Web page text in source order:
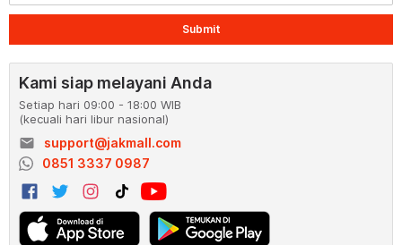
Submit
Kami siap melayani Anda
Setiap hari 09:00 - 18:00 WIB
(kecuali hari libur nasional)
email
support@jakmall.com
0851 3337 0987